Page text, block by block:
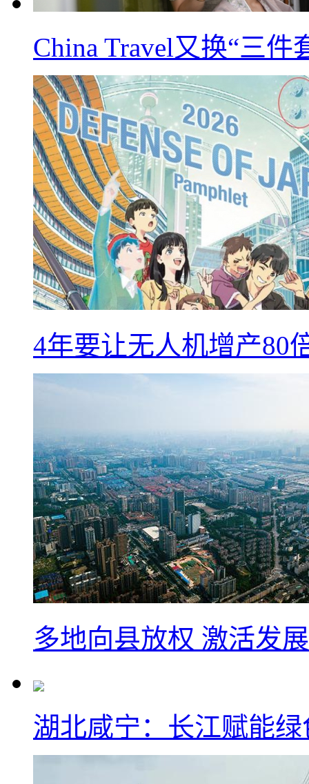
China Travel又换“三
4年要让无人机增产80
多地向县放权 激活发
湖北咸宁：长江赋能